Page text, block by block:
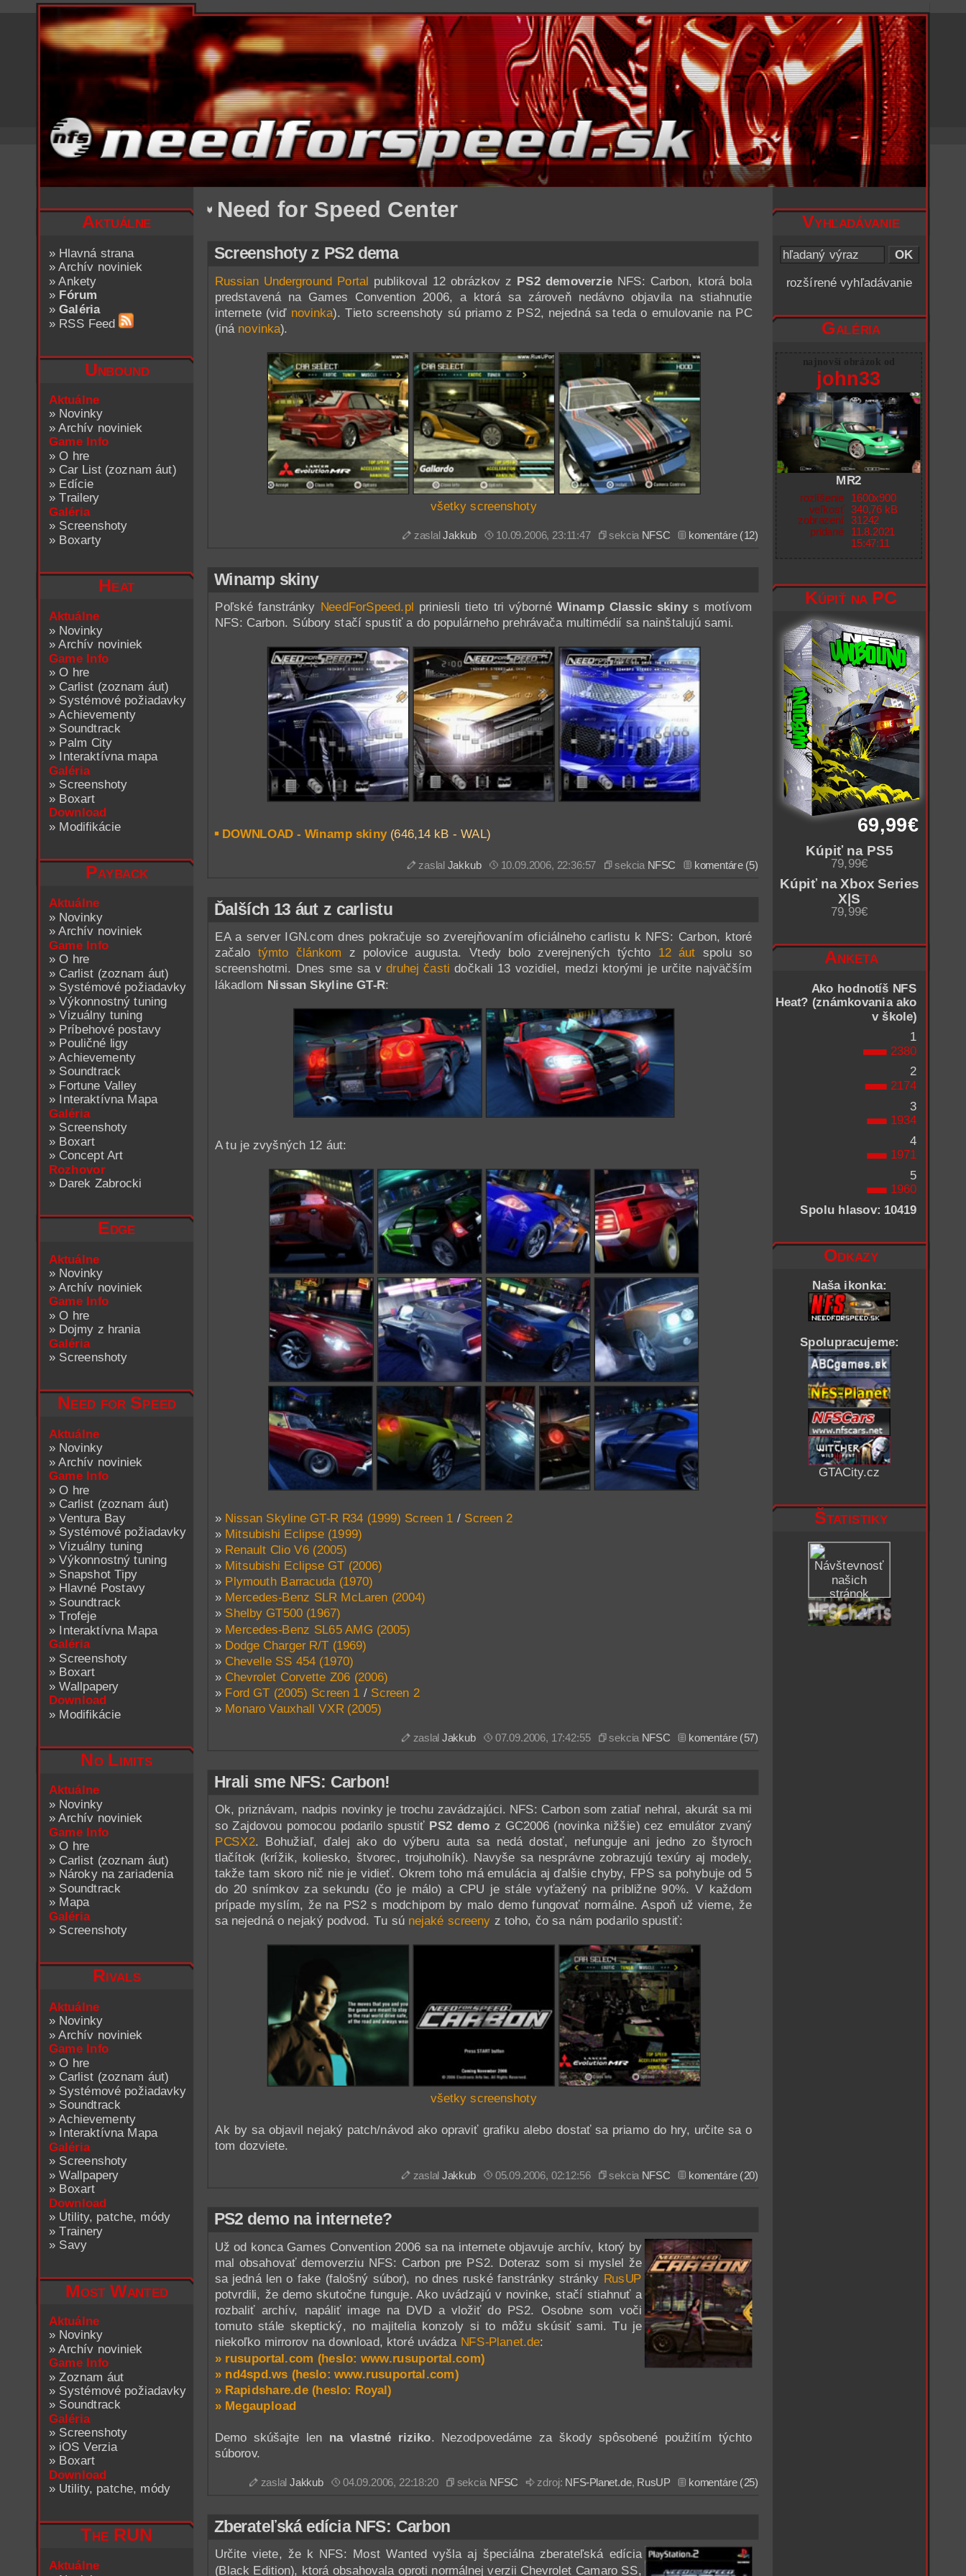
Aktuálne
» Hlavná strana
»Archív noviniek
»Ankety
» Fórum
»Galéria
» RSS Feed
Unbound
Aktuálne
» Novinky
»Archív noviniek
Game Info
»O hre
» Car List (zoznam áut)
» Edície
»Trailery
Galéria
» Screenshoty
» Boxarty
Heat
Aktuálne
» Novinky
»Archív noviniek
Game Info
»O hre
» Carlist (zoznam áut)
» Systémové požiadavky
»Achievementy
» Soundtrack
» Palm City
» Interaktívna mapa
Galéria
» Screenshoty
» Boxart
Download
» Modifikácie
Payback
Aktuálne
» Novinky
»Archív noviniek
Game Info
»O hre
» Carlist (zoznam áut)
» Systémové požiadavky
»Výkonnostný tuning
»Vizuálny tuning
» Príbehové postavy
» Pouličné ligy
»Achievementy
» Soundtrack
» Fortune Valley
» Interaktívna Mapa
Galéria
» Screenshoty
» Boxart
» Concept Art
Rozhovor
» Darek Zabrocki
Edge
Aktuálne
» Novinky
»Archív noviniek
Game Info
»O hre
» Dojmy z hrania
Galéria
» Screenshoty
Need for Speed
Aktuálne
» Novinky
»Archív noviniek
Game Info
»O hre
» Carlist (zoznam áut)
»Ventura Bay
» Systémové požiadavky
»Vizuálny tuning
»Výkonnostný tuning
» Snapshot Tipy
» Hlavné Postavy
» Soundtrack
»Trofeje
» Interaktívna Mapa
Galéria
» Screenshoty
» Boxart
»Wallpapery
Download
» Modifikácie
No Limits
Aktuálne
» Novinky
»Archív noviniek
Game Info
»O hre
» Carlist (zoznam áut)
» Nároky na zariadenia
» Soundtrack
» Mapa
Galéria
» Screenshoty
Rivals
Aktuálne
» Novinky
»Archív noviniek
Game Info
»O hre
» Carlist (zoznam áut)
» Systémové požiadavky
» Soundtrack
»Achievementy
» Interaktívna Mapa
Galéria
» Screenshoty
»Wallpapery
» Boxart
Download
» Utility, patche, módy
»Trainery
» Savy
Most Wanted
Aktuálne
» Novinky
»Archív noviniek
Game Info
»Zoznam áut
» Systémové požiadavky
» Soundtrack
Galéria
» Screenshoty
» iOS Verzia
» Boxart
Download
» Utility, patche, módy
The RUN
Aktuálne
Vyhľadávanie
rozšírené vyhľadávanie
Galéria
john33
MR2
rozlíšenie
veľkosť
zobrazení
pridané
1600x900
340,76 kB
31242
11.8.2021
15:47:11
Kúpiť na PC
69,99€
Kúpiť na PS5
79,99€
Kúpiť na Xbox Series
X|S
79,99€
Anketa
Ako hodnotíš NFS
Heat? (známkovania ako
v škole)
1
2380
2
2174
3
1934
4
1971
5
1960
Spolu hlasov: 10419
Odkazy
Naša ikonka:
Spolupracujeme:
GTACity.cz
Štatistiky
Need for Speed Center
Screenshoty z PS2 dema
Russian Underground Portal publikoval 12 obrázkov z PS2 demoverzie NFS: Carbon, ktorá bola
predstavená na Games Convention 2006, a ktorá sa zároveň nedávno objavila na stiahnutie
internete (viď novinka). Tieto screenshoty sú priamo z PS2, nejedná sa teda o emulovanie na PC
(iná novinka).
všetky screenshoty
zaslalJakkub 10.09.2006, 23:11:47 sekcia NFSC komentáre (12)
Winamp skiny
Poľské fanstránky NeedForSpeed.pl priniesli tieto tri výborné Winamp Classic skinys motívom
NFS: Carbon. Súbory stačí spustiť a do populárneho prehrávača multimédií sa nainštalujú sami.
DOWNLOAD - Winamp skiny(646,14 kB - WAL)
zaslal Jakkub 10.09.2006, 22:36:57 sekcia NFSC komentáre (5)
Ďalších 13 áut z carlistu
EA a server IGN.com dnes pokračuje so zverejňovaním oficiálneho carlistu k NFS: Carbon, ktoré
začalo týmto článkom z polovice augusta. Vtedy bolo zverejnených týchto 12 áut spolu so
screenshotmi. Dnes sme sa vdruhej časti dočkali 13 vozidiel, medzi ktorými je určite najväčším
lákadlom Nissan Skyline GT-R:
A tu je zvyšných 12 áut:
» Nissan Skyline GT-R R34 (1999) Screen 1 / Screen 2
» Mitsubishi Eclipse (1999)
» Renault Clio V6 (2005)
» Mitsubishi Eclipse GT (2006)
» Plymouth Barracuda (1970)
» Mercedes-Benz SLR McLaren (2004)
» Shelby GT500 (1967)
» Mercedes-Benz SL65 AMG (2005)
» Dodge Charger R/T (1969)
» Chevelle SS 454 (1970)
» Chevrolet Corvette Z06 (2006)
» Ford GT (2005) Screen 1 / Screen 2
» Monaro Vauxhall VXR (2005)
zaslal Jakkub 07.09.2006, 17:42:55 sekcia NFSC komentáre (57)
Hrali sme NFS: Carbon!
Ok, priznávam, nadpis novinky je trochu zavádzajúci. NFS: Carbon som zatiaľ nehral, akurát sa mi
so Zajdovou pomocou podarilo spustiť PS2 demo z GC2006 (novinka nižšie) cez emulátor zvaný
PCSX2. Bohužiaľ, ďalej ako do výberu auta sa nedá dostať, nefunguje ani jedno zo štyroch
tlačítok (krížik, koliesko, štvorec, trojuholník). Navyše sa nesprávne zobrazujú texúry aj modely,
takže tam skoro nič nie je vidieť. Okrem toho má emulácia aj ďalšie chyby, FPS sa pohybuje od 5
do 20 snímkov za sekundu (čo je málo) a CPU je stále vyťažený na približne 90%. V každom
prípade myslím, že na PS2 s modchipom by malo demo fungovať normálne. Aspoň už vieme, že
sa nejedná o nejaký podvod. Tu sú nejaké screeny z toho, čo sa nám podarilo spustiť:
všetky screenshoty
Ak by sa objavil nejaký patch/návod ako opraviť grafiku alebo dostať sa priamo do hry, určite sa o
tom dozviete.
zaslal Jakkub 05.09.2006, 02:12:56 sekcia NFSC komentáre (20)
PS2 demo na internete?
Už od konca Games Convention 2006 sa na internete objavuje archív, ktorý by
mal obsahovať demoverziu NFS: Carbon pre PS2. Doteraz som si myslel že
sa jedná len o fake (falošný súbor), no dnes ruské fanstránky stránky RusUP
potvrdili, že demo skutočne funguje. Ako uvádzajú v novinke, stačí stiahnuť a
rozbaliť archív, napáliť image na DVD a vložiť do PS2. Osobne som voči
tomuto stále skeptický, no majitelia konzoly si to môžu skúsiť sami. Tu je
niekoľko mirrorov na download, ktoré uvádza NFS-Planet.de:
» rusuportal.com (heslo: www.rusuportal.com)
» nd4spd.ws (heslo: www.rusuportal.com)
» Rapidshare.de (heslo: Royal)
» Megaupload
Demo skúšajte len na vlastné riziko. Nezodpovedáme za škody spôsobené použitím týchto
súborov.
zaslal Jakkub 04.09.2006, 22:18:20 sekcia NFSC zdroj: NFS-Planet.de, RusUP komentáre (25)
Zberateľská edícia NFS: Carbon
Určite viete, že k NFS: Most Wanted vyšla aj špeciálna zberateľská edícia
(Black Edition), ktorá obsahovala oproti normálnej verzii Chevrolet Camaro SS,